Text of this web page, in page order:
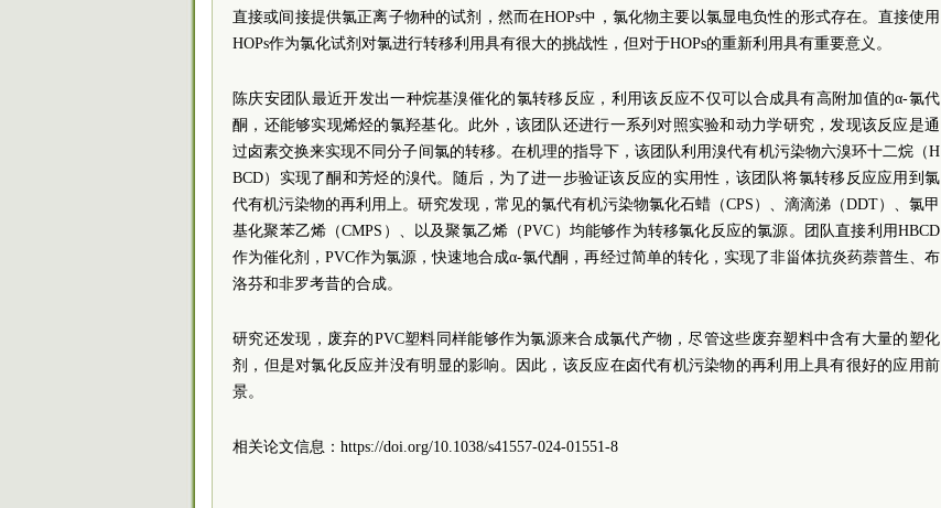
直接或间接提供氯正离子物种的试剂，然而在HOPs中，氯化物主要以氯显电负性的形式存在。直接使用
HOPs作为氯化试剂对氯进行转移利用具有很大的挑战性，但对于HOPs的重新利用具有重要意义。
陈庆安团队最近开发出一种烷基溴催化的氯转移反应，利用该反应不仅可以合成具有高附加值的α-氯代
酮，还能够实现烯烃的氯羟基化。此外，该团队还进行一系列对照实验和动力学研究，发现该反应是通
过卤素交换来实现不同分子间氯的转移。在机理的指导下，该团队利用溴代有机污染物六溴环十二烷（H
BCD）实现了酮和芳烃的溴代。随后，为了进一步验证该反应的实用性，该团队将氯转移反应应用到氯
代有机污染物的再利用上。研究发现，常见的氯代有机污染物氯化石蜡（CPS）、滴滴涕（DDT）、氯甲
基化聚苯乙烯（CMPS）、以及聚氯乙烯（PVC）均能够作为转移氯化反应的氯源。团队直接利用HBCD
作为催化剂，PVC作为氯源，快速地合成α-氯代酮，再经过简单的转化，实现了非甾体抗炎药萘普生、布
洛芬和非罗考昔的合成。
研究还发现，废弃的PVC塑料同样能够作为氯源来合成氯代产物，尽管这些废弃塑料中含有大量的塑化
剂，但是对氯化反应并没有明显的影响。因此，该反应在卤代有机污染物的再利用上具有很好的应用前
景。
相关论文信息 ：https://doi.org/10.1038/s41557-024-01551-8